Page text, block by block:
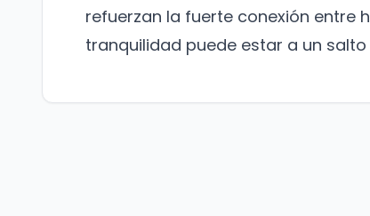
refuerzan la fuerte conexión entre
tranquilidad puede estar a un